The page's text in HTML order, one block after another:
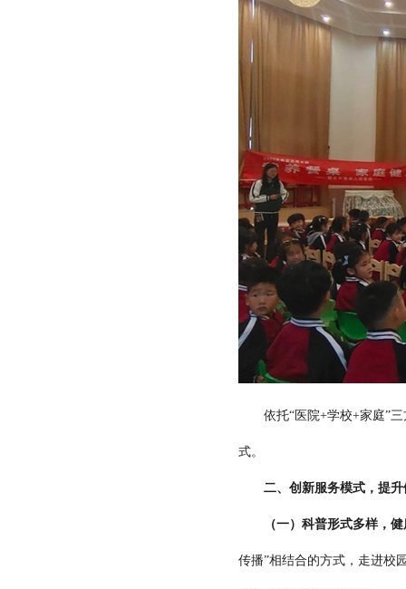
依托“医院+学校+家庭”三
式。
二、创新服务模式，提
（一）科普形式多样，
传播”相结合的方式，走进校